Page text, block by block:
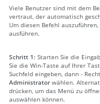
Viele Benutzer sind mit dem
vertraut, der automatisch
Um diesen Befehl
ausführen.
Schritt 1: Starten Sie die
Sie die Win-Taste auf Ihrer
Suchfeld eingeben, dann -
Administrator wählen.
drücken, um das Menü zu
auswählen können.